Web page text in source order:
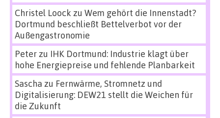
Christel Loock zu Wem gehört die Innenstadt?
Dortmund beschließt Bettelverbot vor der
Außengastronomie
Peterzu IHK Dortmund: Industrie klagt über
hohe Energiepreise und fehlende Planbarkeit
Sascha zu Fernwärme, Stromnetz und
Digitalisierung: DEW21 stellt die Weichen für
die Zukunft